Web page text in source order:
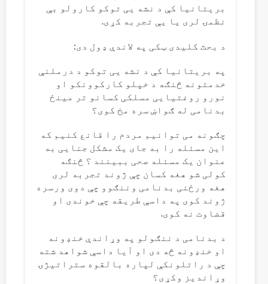
بریتانیا کې د نشه یی توکو کارولو بې
نظمۍ لری یا یې تجربه کړی.
د بحث کلیدی ټکی په لاندې ډول دی:
په بریتانیا کې د نشه یی توکو د درملنې
خدمتونه څنګه د خپلو کارکوونکو او
نورو روغتیایی مسلکی کسانو تر مینځ
بدنامی له ګواښ سره مخ کوی؟
چګونه می توانیم مردم را قانع کنیم که
این مسئله را به جای یک مشکل جنایی به
عنوان یک مسئله صحی ببینند ؟ څنګه
کولی شو هغه کسان چې ژوند تجربه لری
هغه ورځنی بدنامی وننګوو چې دوی ورسره
ژوند کوی په داسې طریقه چې خوندی او
قضاوت نه کوی.
د بدنامی د ننګولو په وړاندې خنډونه
او خنډونه څه دی او آیا داسې شواهد شته
چې د راتلونکې لپاره بالقوه ستراتیژۍ
وړاندیز وکړی؟